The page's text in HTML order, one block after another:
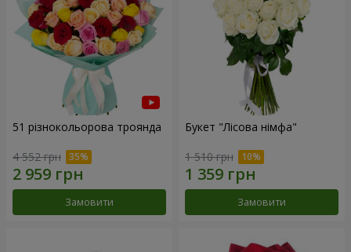
51 різнокольорова троянда
4 552 грн
Замовити
Букет "Лісова німфа"
1 510 грн
Замовити